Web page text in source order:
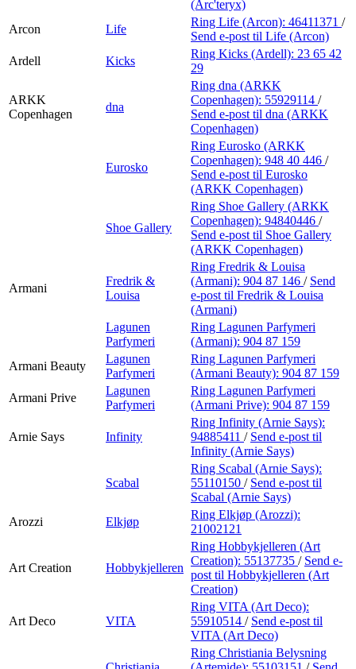
(Arc'teryx)
Arcon
Life
Ring Life (Arcon): 46411371 /
Send e-post til Life (Arcon)
Ardell
Kicks
Ring Kicks (Ardell): 23 65 42
29
ARKK
Copenhagen
dna
Ring dna (ARKK
Copenhagen): 55929114 /
Send e-post til dna (ARKK
Copenhagen)
Eurosko
Ring Eurosko (ARKK
Copenhagen): 948 40 446 /
Send e-post til Eurosko
(ARKK Copenhagen)
Shoe Gallery
Ring Shoe Gallery (ARKK
Copenhagen): 94840446 /
Send e-post til Shoe Gallery
(ARKK Copenhagen)
Armani
Fredrik &
Louisa
Ring Fredrik & Louisa
(Armani): 904 87 146 / Send
e-post til Fredrik & Louisa
(Armani)
Lagunen
Parfymeri
Ring Lagunen Parfymeri
(Armani): 904 87 159
Armani Beauty
Lagunen
Parfymeri
Ring Lagunen Parfymeri
(Armani Beauty): 904 87 159
Armani Prive
Lagunen
Parfymeri
Ring Lagunen Parfymeri
(Armani Prive): 904 87 159
Arnie Says Infinity
Ring Infinity (Arnie Says):
94885411 / Send e-post til
Infinity (Arnie Says)
Scabal
Ring Scabal (Arnie Says):
55110150 / Send e-post til
Scabal (Arnie Says)
Arozzi
Elkjøp
Ring Elkjøp (Arozzi):
21002121
Art Creation Hobbykjelleren
Ring Hobbykjelleren (Art
Creation): 55137735 / Send e-
post til Hobbykjelleren (Art
Creation)
Art Deco VITA
Ring VITA (Art Deco):
55910514 / Send e-post til
VITA (Art Deco)
Ring Christiania Belysning